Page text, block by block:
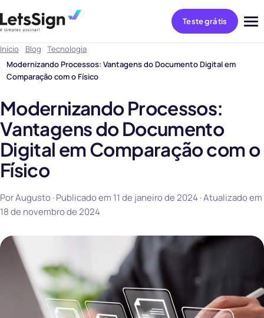
Teste grátis
Início Blog
Tecnologia
Modernizando Processos: Vantagens do Documento Digital em
Comparação com o Físico
Modernizando Processos:
Vantagens do Documento
Digital em Comparação com o
Físico
Por Augusto · Publicado em 11 de janeiro de 2024 · Atualizado em
18 de novembro de 2024